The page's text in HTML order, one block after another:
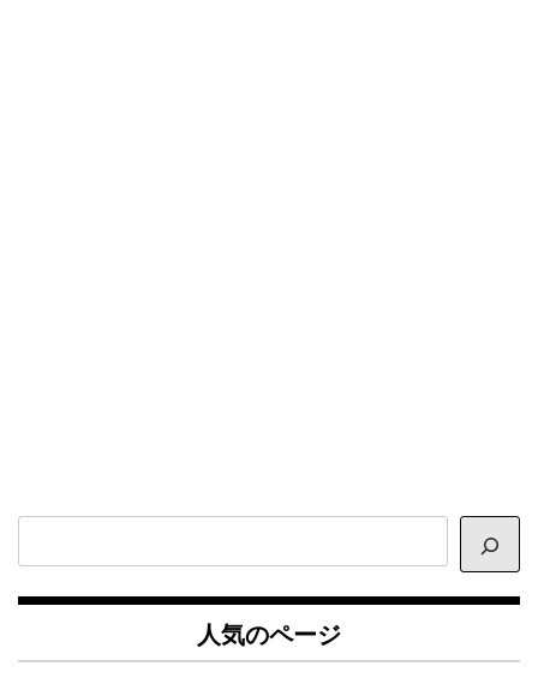
サ
内
索
人気のページ